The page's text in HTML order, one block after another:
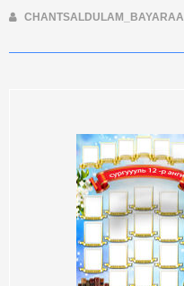
CHANTSALDULAM_BAYARAA